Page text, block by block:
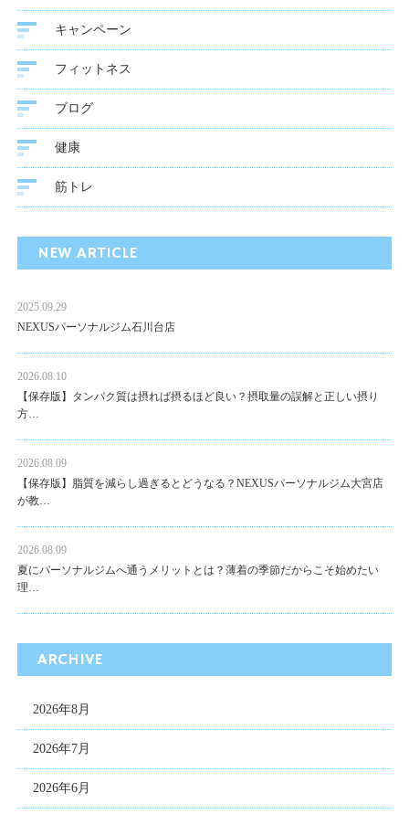
キャンペーン
フィットネス
ブログ
健康
筋トレ
NEW ARTICLE
2025.09.29
NEXUSパーソナルジム石川台店
2026.08.10
【保存版】タンパク質は摂れば摂るほど良い？摂取量の誤解と正しい摂り
方…
2026.08.09
【保存版】脂質を減らし過ぎるとどうなる？NEXUSパーソナルジム大宮店
が教…
2026.08.09
夏にパーソナルジムへ通うメリットとは？薄着の季節だからこそ始めたい
理…
ARCHIVE
2026年8月
2026年7月
2026年6月